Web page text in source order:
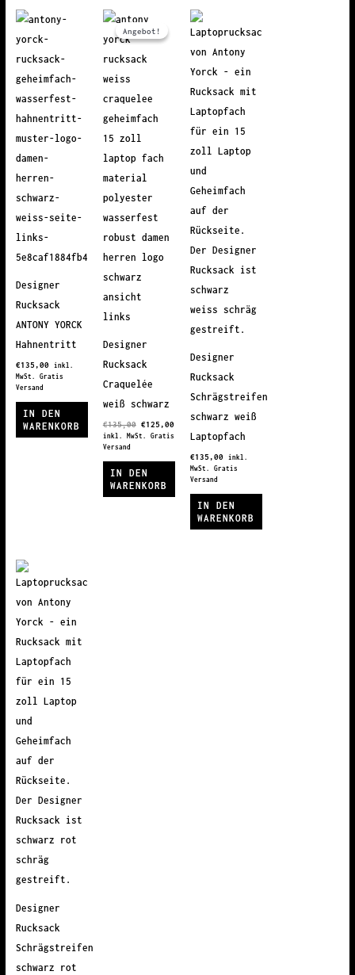
Designer
Rucksack
ANTONY YORCK
Hahnentritt
€135,00
inkl.
MwSt. Gratis
Versand
IN DEN
WARENKORB
Angebot!
Angebot!
Designer
Rucksack
Craquelée
weiß schwarz
€135,00 Ursprünglicher
Preis
€125,00Aktueller
Preis
€125,00.
inkl. MwSt. Gratis
Versand
IN DEN
WARENKORB
Designer
Rucksack
Schrägstreifen
schwarz weiß
Laptopfach
€135,00
inkl.
MwSt. Gratis
Versand
IN DEN
WARENKORB
Designer
Rucksack
Schrägstreifen
schwarz rot